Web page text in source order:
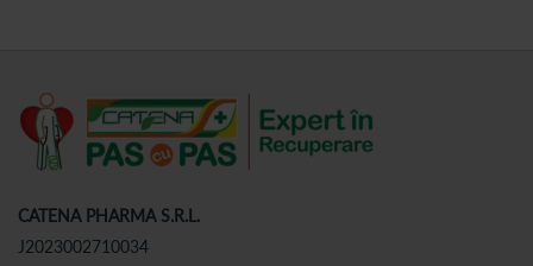
CATENA PHARMA S.R.L.
J2023002710034